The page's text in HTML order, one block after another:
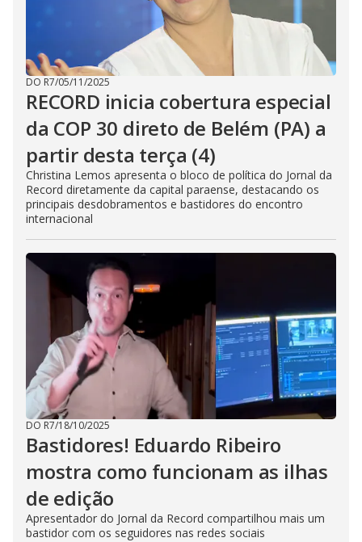
DO R7/05/11/2025
RECORD inicia cobertura especial
da COP 30 direto de Belém (PA) a
partir desta terça (4)
Christina Lemos apresenta o bloco de política do Jornal da
Record diretamente da capital paraense, destacando os
principais desdobramentos e bastidores do encontro
internacional
DO R7/18/10/2025
Bastidores! Eduardo Ribeiro
mostra como funcionam as ilhas
de edição
Apresentador do Jornal da Record compartilhou mais um
bastidor com os seguidores nas redes sociais